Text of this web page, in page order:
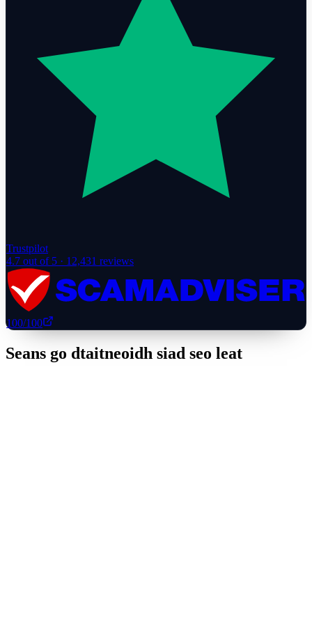
Trustpilot
4.7 out of 5 · 12,431 reviews
100/100
Seans go dtaitneoidh siad seo leat